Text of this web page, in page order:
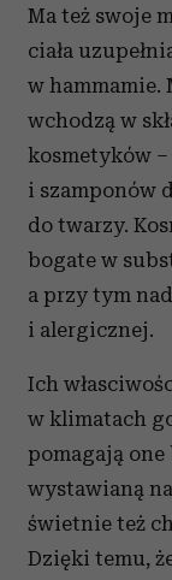
Ma też swoje
ciała
w hammamie.
wchodzą w
kosmetyków –
i szamponów
do twarzy.
bogate w
a przy tym
i alergicznej.
Ich
w klimatach
pomagają
wystawianą
świetnie też
Dzięki temu,